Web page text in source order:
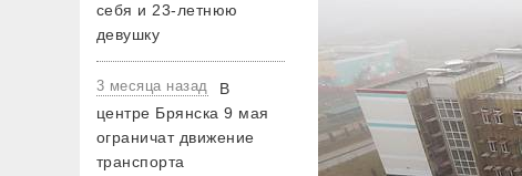
себя и 23-летнюю
девушку
3 месяца назад
В
центре Брянска 9 мая
ограничат движение
транспорта